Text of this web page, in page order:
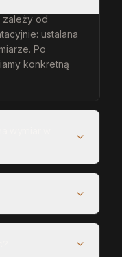
zależy od
ustalana
Po
konkretną